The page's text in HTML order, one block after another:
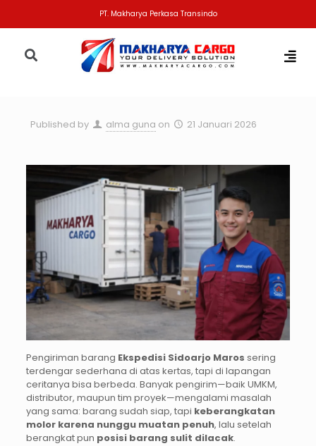
PT. Makharya Perkasa Transindo
Published by alma guna on 21 Januari 2026
Pengiriman barang Ekspedisi Sidoarjo Maros sering
terdengar sederhana di atas kertas, tapi di lapangan
ceritanya bisa berbeda. Banyak pengirim—baik UMKM,
distributor, maupun tim proyek—mengalami masalah
yang sama: barang sudah siap, tapi keberangkatan
molor karena nunggu muatan penuh, lalu setelah
berangkat pun posisi barang sulit dilacak.